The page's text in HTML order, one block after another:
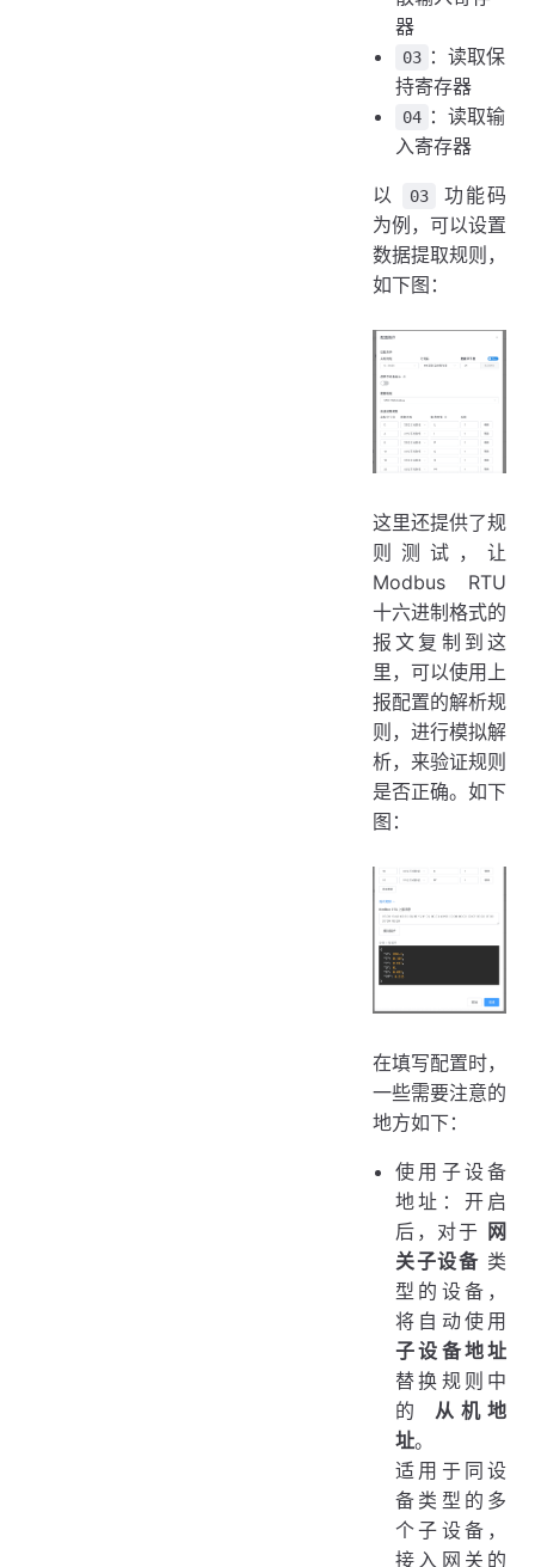
器
03 ：读取保
持寄存器
04 ：读取输
入寄存器
以 03
功能码
为例，可以设置
数据提取规则，
如下图：
这里还提供了规
则测试，让
Modbus RTU
十六进制格式的
报文复制到这
里，可以使用上
报配置的解析规
则，进行模拟解
析，来验证规则
是否正确。如下
图：
在填写配置时，
一些需要注意的
地方如下：
使用子设备
地址：开启
后，对于 网
关子设备 类
型的设备，
将自动使用
子设备地址
替换规则中
的 从机地
址。
适用于同设
备类型的多
个子设备，
接入网关的